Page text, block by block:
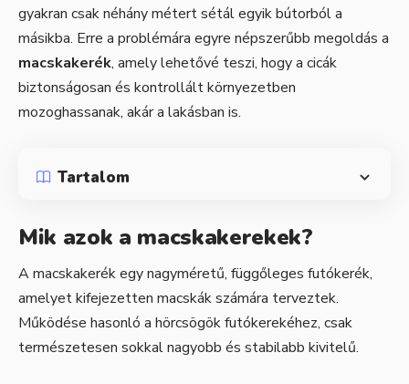
gyakran csak néhány métert sétál egyik bútorból a
másikba. Erre a problémára egyre népszerűbb megoldás a
macskakerék, amely lehetővé teszi, hogy a cicák
biztonságosan és kontrollált környezetben
mozoghassanak, akár a lakásban is.
Tartalom
Mik azok a macskakerekek?
A macskakerék egy nagyméretű, függőleges futókerék,
amelyet kifejezetten macskák számára terveztek.
Működése hasonló a hörcsögök futókerekéhez, csak
természetesen sokkal nagyobb és stabilabb kivitelű.